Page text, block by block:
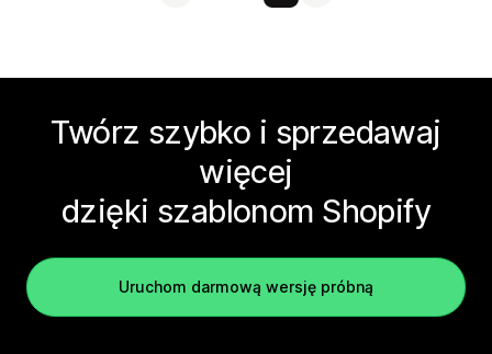
Twórz szybko i sprzedawaj
więcej
dzięki szablonom Shopify
Uruchom darmową wersję próbną